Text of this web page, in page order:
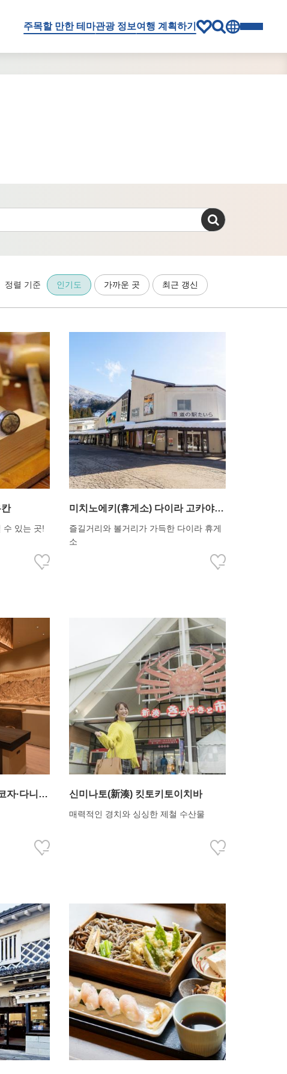
주목할 만한 테마관광 정보여행 계획하기
정렬 기준 인기도 가까운 곳 최근 갱신
수 있는 곳!
미치노에키(휴게소) 다이라 고카야마
(五箇山) 와시노사토
즐길거리와 볼거리가 가득한 다이라 휴게
소
자·다니하
신미나토(新湊) 킷토키토이치바
매력적인 경치와 싱싱한 제철 수산물